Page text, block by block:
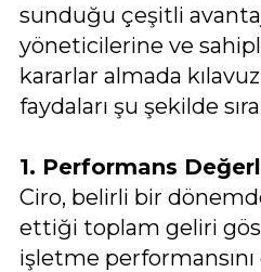
sunduğu çeşitli
yöneticilerine ve
kararlar almada
faydaları şu şekilde
1. Performans
Ciro, belirli bir
ettiği toplam geliri
işletme